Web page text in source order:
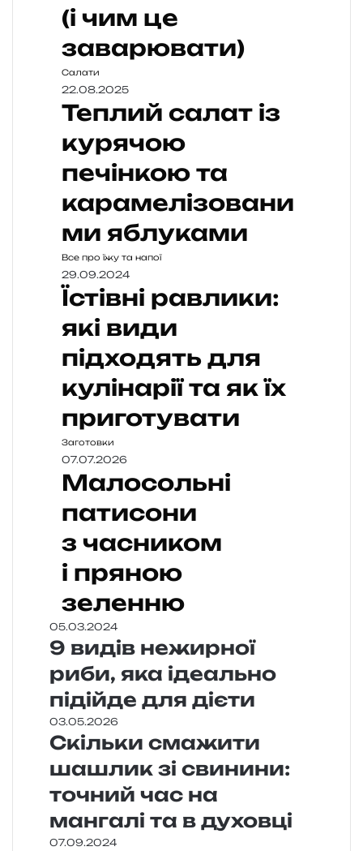
(і чим це
заварювати)
Салати
22.08.2025
Теплий салат із
курячою
печінкою та
карамелізовани
ми яблуками
Все про їжу та напої
29.09.2024
Їстівні равлики:
які види
підходять для
кулінарії та як їх
приготувати
Заготовки
07.07.2026
Малосольні
патисони
з часником
і пряною
зеленню
05.03.2024
9 видів нежирної
риби, яка ідеально
підійде для дієти
03.05.2026
Скільки смажити
шашлик зі свинини:
точний час на
мангалі та в духовці
07.09.2024